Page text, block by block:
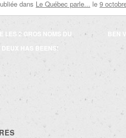
dans Le Québec parle... le 9
LES 2 GROS NOMS DU
DEUX HAS BEENS!
BEN